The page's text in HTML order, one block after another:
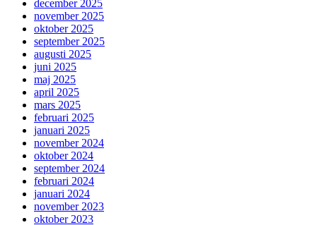
december 2025
november 2025
oktober 2025
september 2025
augusti 2025
juni 2025
maj 2025
april 2025
mars 2025
februari 2025
januari 2025
november 2024
oktober 2024
september 2024
februari 2024
januari 2024
november 2023
oktober 2023